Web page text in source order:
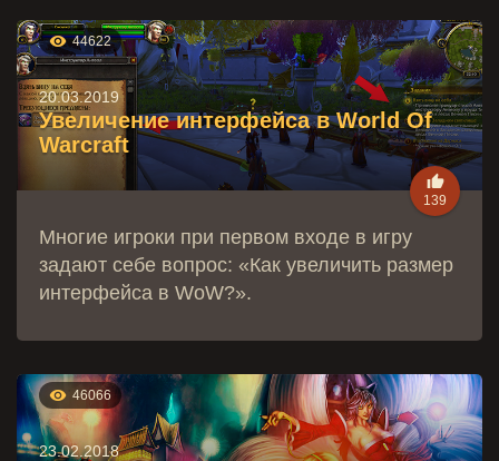
 44622
20.03.2019
Увеличение интерфейса в World Of
Warcraft

139
Многие игроки при первом входе в игру
задают себе вопрос: «Как увеличить размер
интерфейса в WoW?».
 46066
23.02.2018